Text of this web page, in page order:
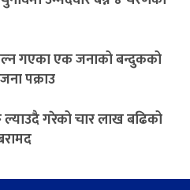
गएका एक जनाको बन्दुकको
पक्राउ
गरेको चार लाख बढिको